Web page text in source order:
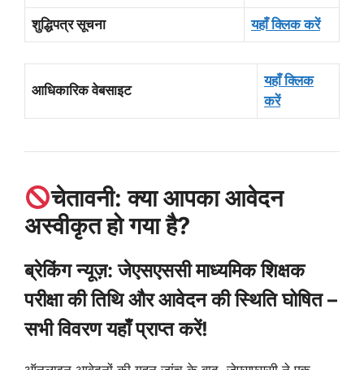
शुद्धिपत्र सूचना यहाँ क्लिक करें
आधिकारिक वेबसाइट
यहाँ क्लिक
करें
चेतावनी: क्या आपका आवेदन
अस्वीकृत हो गया है?
ब्रेकिंग न्यूज़: जेएसएससी माध्यमिक शिक्षक
परीक्षा की तिथि और आवेदन की स्थिति घोषित –
सभी विवरण यहाँ प्राप्त करें!